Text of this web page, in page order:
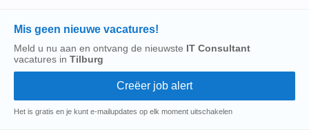
Mis geen nieuwe vacatures!
Meld u nu aan en ontvang de nieuwste IT Consultant
vacatures in Tilburg
Het is gratis en je kunt e-mailupdates op elk moment uitschakelen